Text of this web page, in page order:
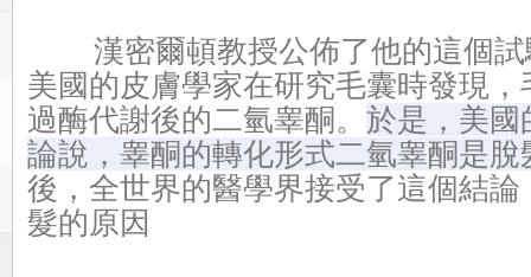
漢密爾頓教授公佈了他的這個
美國的皮膚學家在研究毛囊時發現
過酶代謝後的二氫睾酮。 於是，美國
論說，睾酮的轉化形式二氫睾酮是
後，全世界的醫學界接受了這個結
髮的原因